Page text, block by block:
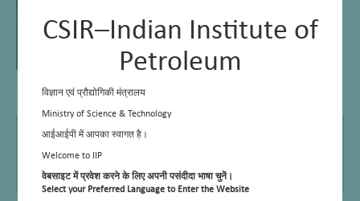
CSIR–Indian Institute of
Petroleum
विज्ञान एवं प्रौद्योगिकी मंत्रालय
Ministry of Science & Technology
आईआईपी में आपका स्वागत है।
Welcome to IIP
वेबसाइट में प्रवेश करने के लिए अपनी पसंदीदा भाषा चुनें।
Select your Preferred Language to Enter the Website